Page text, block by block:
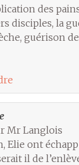
des
disciples, la
guérison
Mr Langlois
Elie ont
il de